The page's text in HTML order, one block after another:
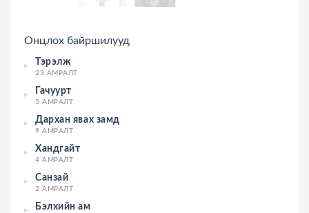
Онцлох байршилууд
Тэрэлж
23 АМРАЛТ
Гачуурт
5 АМРАЛТ
Дархан явах замд
9 АМРАЛТ
Хандгайт
4 АМРАЛТ
Санзай
2 АМРАЛТ
Бэлхийн ам